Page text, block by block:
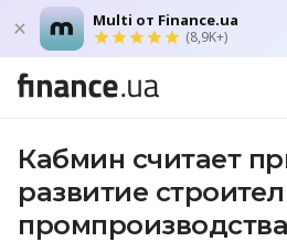
Multi от Finance.ua
(8,9K+)
Кабмин считает
развитие